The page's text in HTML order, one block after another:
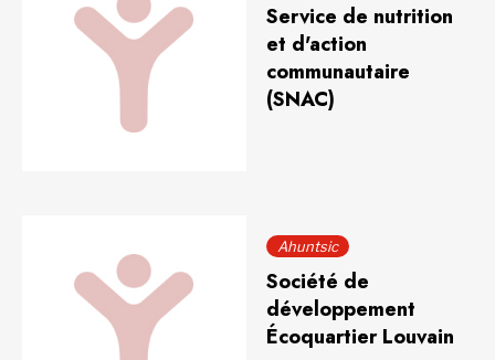
Service de nutrition
et d'action
communautaire
(SNAC)
Ahuntsic
Société de
développement
Écoquartier Louvain